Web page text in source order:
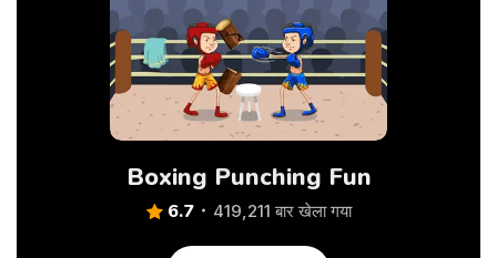
Boxing Punching Fun
6.7 419,211 बार खेला गया